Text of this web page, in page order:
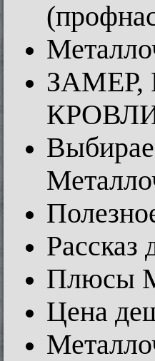
Рассказ
Плюсы
Цена